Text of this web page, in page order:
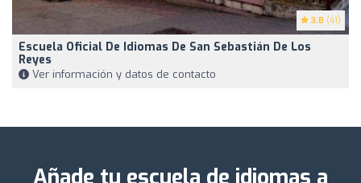
3.8 (41)
Escuela Oficial De Idiomas De San Sebastián De Los
Reyes
Ver información y datos de contacto